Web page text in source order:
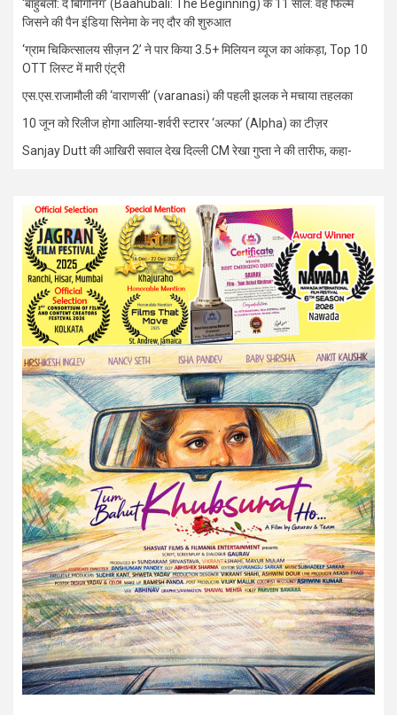
‘बाहुबली: द बिगिनिंग’ (Baahubali: The Beginning) के 11 साल: वह फिल्म
जिसने की पैन इंडिया सिनेमा के नए दौर की शुरुआत
‘ग्राम चिकित्सालय सीज़न 2’ ने पार किया 3.5+ मिलियन व्यूज का आंकड़ा, Top 10
OTT लिस्ट में मारी एंट्री
एस.एस.राजामौली की ‘वाराणसी’ (varanasi) की पहली झलक ने मचाया तहलका
10 जून को रिलीज होगा आलिया-शर्वरी स्टारर ‘अल्फा’ (Alpha) का टीज़र
Sanjay Dutt की आखिरी सवाल देख दिल्ली CM रेखा गुप्ता ने की तारीफ, कहा-